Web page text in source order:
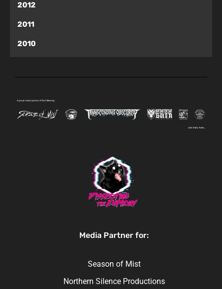
2012
2011
2010
Media Partner for:
Season of Mist
Northern Silence Productions